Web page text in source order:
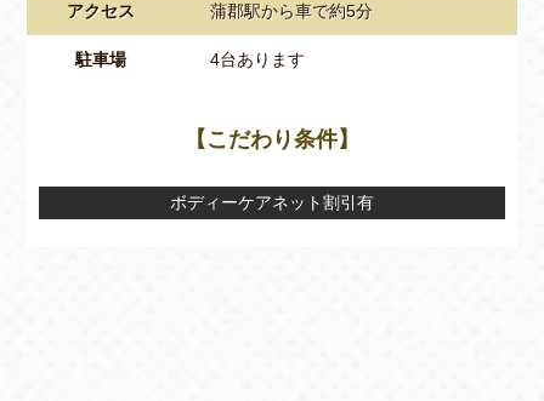
アクセス 蒲郡駅から車で約5分
駐車場 4台あります
【こだわり条件】
ボディーケアネット割引有